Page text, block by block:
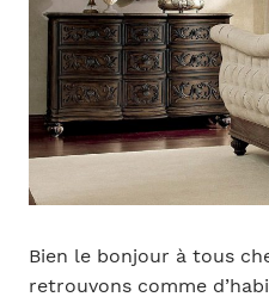
Bien le bonjour à tous
retrouvons comme